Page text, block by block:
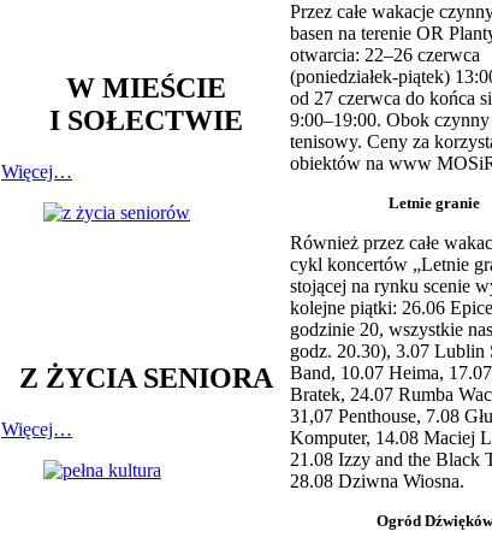
W MIEŚCIE
I SOŁECTWIE
Więcej…
Z ŻYCIA SENIORA
Więcej…
Przez całe wakacje
basen na terenie OR
otwarcia: 22–26 czerwca
(poniedziałek-piątek)
od 27 czerwca do końca
9:00–19:00. Obok
tenisowy. Ceny za
obiektów na www
Letnie granie
Również przez całe
cykl koncertów „Letnie
stojącej na rynku scenie
kolejne piątki: 26.06
godzinie 20, wszystkie
godz. 20.30), 3.07 Lublin
Band, 10.07 Heima,
Bratek, 24.07 Rumba
31,07 Penthouse, 7.08
Komputer, 14.08 Maciej
21.08 Izzy and the Black
28.08 Dziwna Wiosna.
Ogród Dźwięków